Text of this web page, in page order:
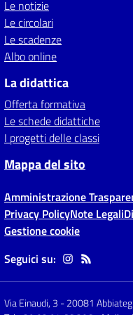
Le notizie
Le circolari
Le scadenze
Albo online
La didattica
Offerta formativa
Le schede didattiche
I progetti delle classi
Mappa del sito
Amministrazione
Privacy PolicyNote Legali
Gestione cookie
Seguici su:
Via Einaudi, 3 -20081